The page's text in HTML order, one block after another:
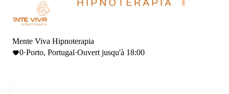
Mente Viva Hipnoterapia
0·Porto, Portugal·Ouvert jusqu'à 18:00